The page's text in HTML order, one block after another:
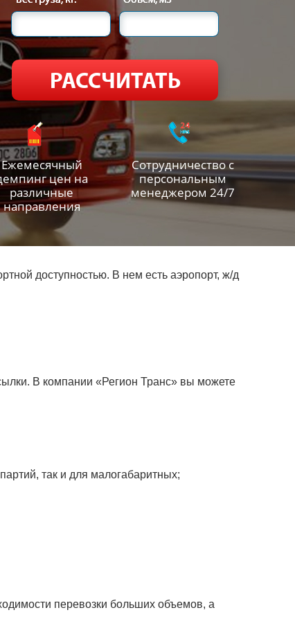
Ежемесячный
цен на
различные
направления
Сотрудничество с
персональным
менеджером 24/7
доступностью. В нем есть аэропорт, ж/д
В компании «Регион Транс» вы можете
так и для малогабаритных;
перевозки больших объемов, а